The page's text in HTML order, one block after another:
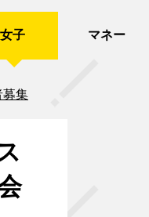
女子 マネー
募集